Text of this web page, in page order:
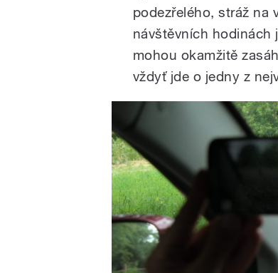
podezřelého, stráž na
návštěvních hodinách
mohou okamžitě
vždyť jde o jedny z